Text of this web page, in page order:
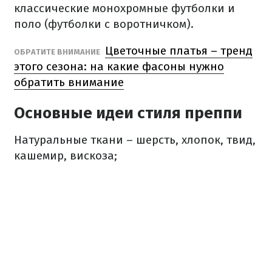
классические монохромные футболки и
поло (футболки с воротничком).
ОБРАТИТЕ ВНИМАНИЕ
Цветочные платья – тренд
этого сезона: на какие фасоны нужно
обратить внимание
Основные идеи стиля преппи
Натуральные ткани – шерсть, хлопок, твид,
кашемир, вискоза;